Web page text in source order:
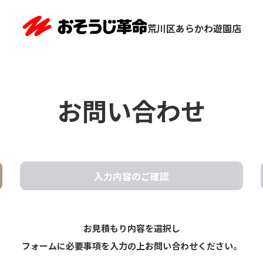
荒川区あらかわ遊園店
お問い合わせ
入力内容のご確認
お見積もり内容を選択し
フォームに必要事項を入力の上お問い合わせください。